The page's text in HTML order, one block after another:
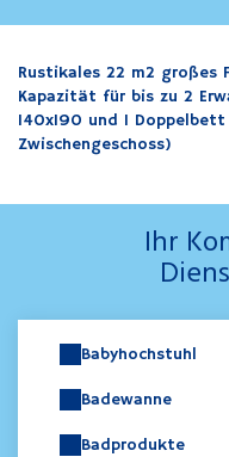
Rustikales 22 m2 großes
Kapazität für bis zu 2
140x190 und 1
Zwischengeschoss)
Ihr
Babyhochstuhl
Badewanne
Badprodukte